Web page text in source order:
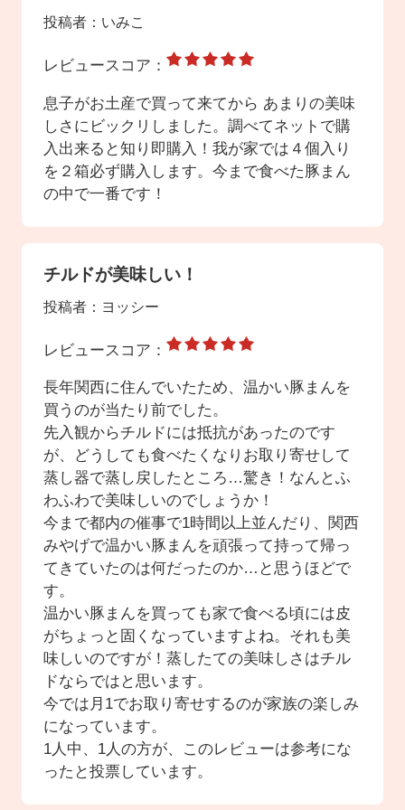
投稿者： いみこ
レビュースコア：
息子がお土産で買って来てから あまりの美味
しさにビックリしました。調べてネットで購
入出来ると知り即購入！我が家では４個入り
を２箱必ず購入します。今まで食べた豚まん
の中で一番です！
チルドが美味しい！
投稿者： ヨッシー
レビュースコア：
長年関西に住んでいたため、温かい豚まんを
買うのが当たり前でした。
先入観からチルドには抵抗があったのです
が、どうしても食べたくなりお取り寄せして
蒸し器で蒸し戻したところ…驚き！なんとふ
わふわで美味しいのでしょうか！
今まで都内の催事で1時間以上並んだり、関西
みやげで温かい豚まんを頑張って持って帰っ
てきていたのは何だったのか…と思うほどで
す。
温かい豚まんを買っても家で食べる頃には皮
がちょっと固くなっていますよね。それも美
味しいのですが！蒸したての美味しさはチル
ドならではと思います。
今では月1でお取り寄せするのが家族の楽しみ
になっています。
1人中、1人の方が、このレビューは参考にな
ったと投票しています。